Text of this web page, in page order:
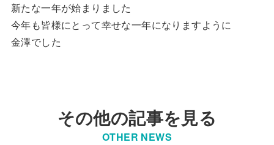
新たな一年が始まりました
今年も皆様にとって幸せな一年になりますように
金澤でした
その他の記事を見る
OTHER NEWS